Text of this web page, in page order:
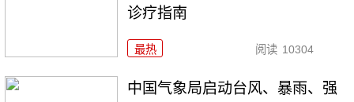
诊疗指南
最热 阅读 10304
中国气象局启动台风、暴雨、强